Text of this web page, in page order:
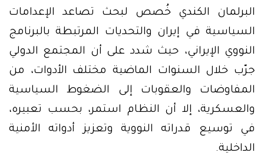
البرلمان الكندي خُصص لبحث تصاعد الإعدامات
السياسية في إيران والتحديات المرتبطة بالبرنامج
النووي الإيراني، حيث شدد على أن المجتمع الدولي
جرّب خلال السنوات الماضية مختلف الأدوات، من
المفاوضات والعقوبات إلى الضغوط السياسية
والعسكرية، إلا أن النظام استمر، بحسب تعبيره،
في توسيع قدراته النووية وتعزيز أدواته الأمنية
الداخلية.